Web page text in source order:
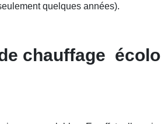
quelques années).
chauffage